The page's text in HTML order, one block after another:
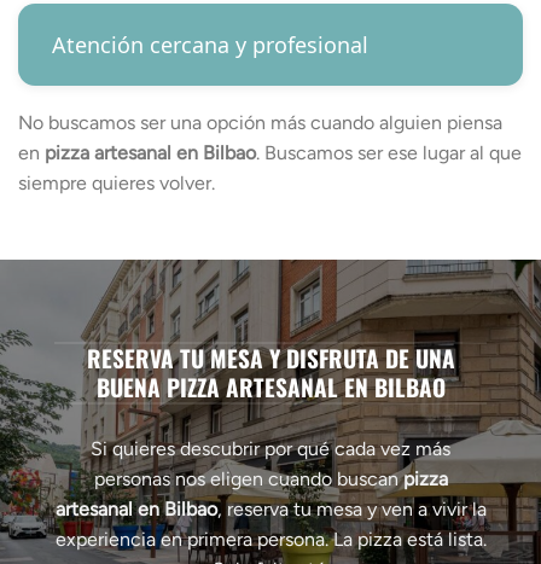
Atención cercana y profesional
No buscamos ser una opción más cuando alguien piensa
en pizza artesanal en Bilbao. Buscamos ser ese lugar al que
siempre quieres volver.
RESERVA TU MESA Y DISFRUTA DE UNA
BUENA PIZZA ARTESANAL EN BILBAO
Si quieres descubrir por qué cada vez más
personas nos eligen cuando buscanpizza
artesanal en Bilbao, reserva tu mesa y ven a vivir la
experiencia en primera persona. La pizza está lista.